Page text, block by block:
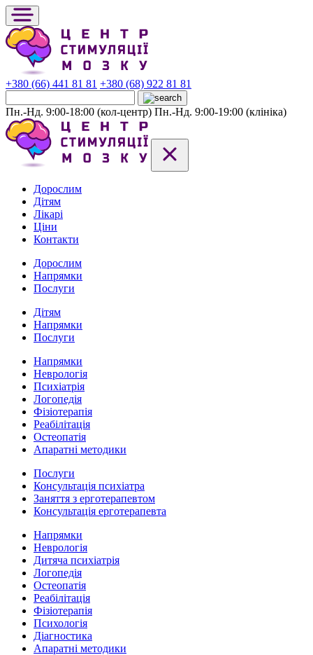
+380 (66) 441 81 81 +380 (68) 922 81 81
Пн.-Нд. 9:00-18:00 (кол-центр) Пн.-Нд. 9:00-19:00 (клініка)
Дорослим
Дітям
Лікарі
Ціни
Контакти
Дорослим
Напрямки
Послуги
Дітям
Напрямки
Послуги
Напрямки
Неврологія
Психіатрія
Логопедія
Фізіотерапія
Реабілітація
Остеопатія
Апаратні методики
Послуги
Консультація психіатра
Заняття з ерготерапевтом
Консультація ерготерапевта
Напрямки
Неврологія
Дитяча психіатрія
Логопедія
Остеопатія
Реабілітація
Фізіотерапія
Психологія
Діагностика
Апаратні методики